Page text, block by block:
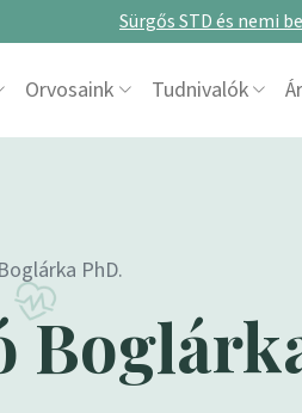
Sürgős STD és nemi
Orvosaink Tudnivalók
PhD.